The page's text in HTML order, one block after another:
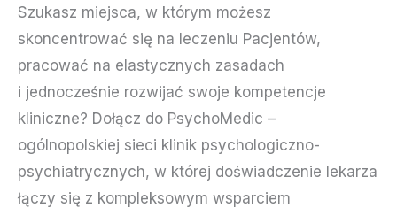
Szukasz miejsca, w którym możesz
skoncentrować się na leczeniu Pacjentów,
pracować na elastycznych zasadach
i jednocześnie rozwijać swoje kompetencje
kliniczne? Dołącz do PsychoMedic –
ogólnopolskiej sieci klinik psychologiczno-
psychiatrycznych, w której doświadczenie lekarza
łączy się z kompleksowym wsparciem